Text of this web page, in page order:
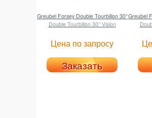
Greubel ForseyDouble Tourbillon 30°
Double Tourbillon 30° Vision
Цена по запросу
Заказать
Greubel